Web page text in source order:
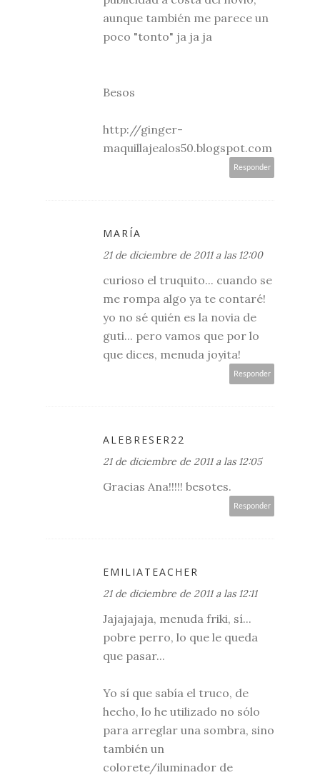
aunque también me parece un
poco "tonto" ja ja ja
Besos
http://ginger-
maquillajealos50.blogspot.com
Responder
MARÍA
21 de diciembre de 2011 a las 12:00
curioso el truquito... cuando se
me rompa algo ya te contaré!
yo no sé quién es la novia de
guti... pero vamos que por lo
que dices, menuda joyita!
Responder
ALEBRESER22
21 de diciembre de 2011 a las 12:05
Gracias Ana!!!!! besotes.
Responder
EMILIATEACHER
21 de diciembre de 2011 a las 12:11
Jajajajaja, menuda friki, sí...
pobre perro, lo que le queda
que pasar...
Yo sí que sabía el truco, de
hecho, lo he utilizado no sólo
para arreglar una sombra, sino
también un
colorete/iluminador de